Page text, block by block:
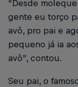
“Desde
gente eu torço
avô, pro pai e
pequeno já ia
avô”, contou.
Seu pai, o